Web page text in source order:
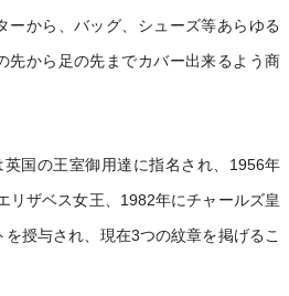
ーから、バッグ、シューズ等あらゆる
先から足の先までカバー出来るよう商
英国の王室御用達に指名され、1956年
リザベス女王、1982年にチャールズ皇
授与され、現在3つの紋章を掲げるこ